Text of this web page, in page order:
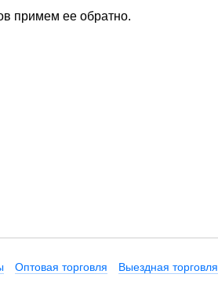
примем ее обратно.
Оптовая торговля Выездная торговля